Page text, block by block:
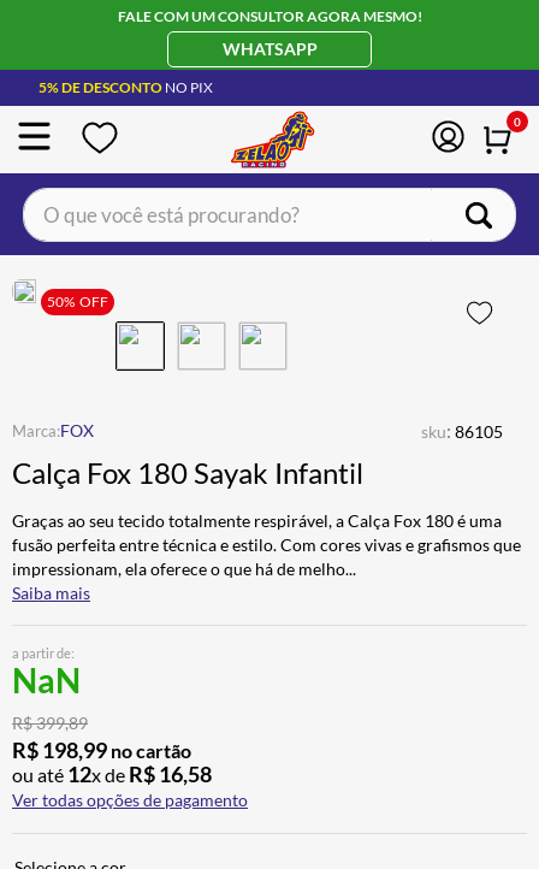
FALE COM UM CONSULTOR AGORA MESMO!
WHATSAPP
5% DE DESCONTO NO PIX
0
O que você está procurando?
50% OFF
FOX sku: 86105
Calça Fox 180 Sayak Infantil
Graças ao seu tecido totalmente respirável, a Calça Fox 180 é uma
fusão perfeita entre técnica e estilo. Com cores vivas e grafismos que
impressionam, ela oferece o que há de melho...
Saiba mais
a partir de:
NaN
R$399,89
R$198,99 no cartão
ou até 12x de R$16,58
Ver todas opções de pagamento
1º CAPACETE LS2
BOTA
4º ÓCULOS SOLAR
5º LUVA
6º BAU
7 º ALPINESTAR
8º AIROH
10º